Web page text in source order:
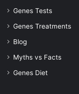
Genes Tests
Genes Treatments
Blog
Myths vs Facts
Genes Diet